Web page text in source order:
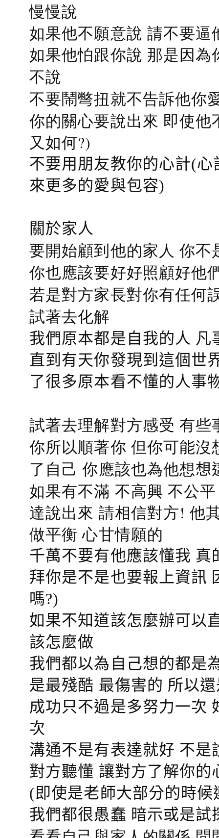
慢慢說
如果他不願意說 請不要逼
如果他怕跟你說 那是因
不說
不要鬧彆扭就不告訴他你
你的關心要說出來 即使
又如何?)
不要用朋友教你的心計(
來更多的愛與包容)
關於家人
要開始顧到他的家人 你
你也應該要好好照顧好他
若是對方家長對你有任何
試著去化解
我們原本都是自我的人
直到有天你發現到這個世
了很多原本看不懂的人事
試著去理解對方感受 有
你所以順著你 但你可能
了自己 你應該也為他想想
如果有不滿 不高興 不公
達說出來 請相信對方! 他
做平衡 心甘情願的
千萬不要有他應該懂我
拜你是不是也要報上資訊
嗎?)
如果不知道該怎麼辦可以
該怎麼做
我們都以為自己想的都是
是最殘酷 最傷害的 所以
成功只不過是多努力一次
次
溝通不是有表達就好 不
對方聽懂 讓對方了解你
(即使是老師大部分的時候
我們都很愚蠢 暗示或是